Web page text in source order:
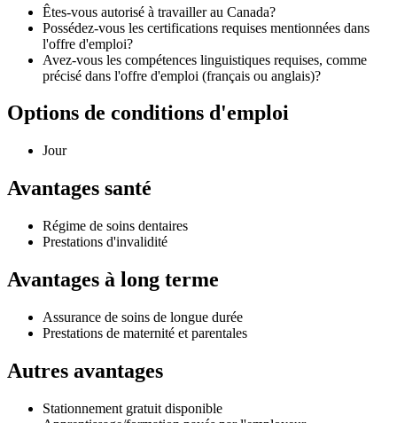
Êtes-vous autorisé à travailler au Canada?
Possédez-vous les certifications requises mentionnées dans
l'offre d'emploi?
Avez-vous les compétences linguistiques requises, comme
précisé dans l'offre d'emploi (français ou anglais)?
Options de conditions d'emploi
Jour
Avantages santé
Régime de soins dentaires
Prestations d'invalidité
Avantages à long terme
Assurance de soins de longue durée
Prestations de maternité et parentales
Autres avantages
Stationnement gratuit disponible